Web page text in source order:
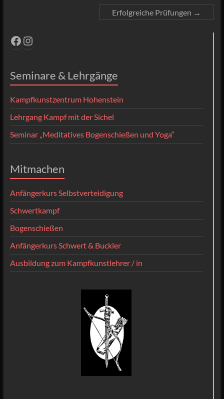
Erfolgreiche Prüfungen →
Facebook
Instagram
Seminare & Lehrgänge
Kampfkunstzentrum Hohenstein
Lehrgang Kampf mit der Sichel
Seminar „Meditatives Bogenschießen und Yoga“
Mitmachen
Anfängerkurs Selbstverteidigung
Schwertkampf
Bogenschießen
Anfängerkurs Schwert & Buckler
Ausbildung zum Kampfkunstlehrer / in